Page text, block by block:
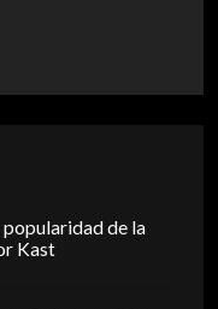
popularidad de la
Kast